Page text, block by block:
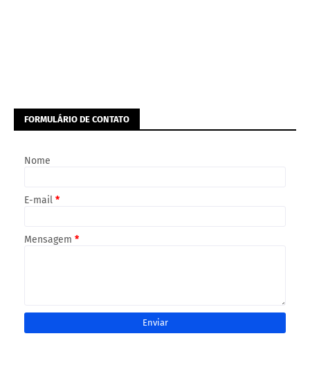
FORMULÁRIO DE CONTATO
Nome
E-mail *
Mensagem *